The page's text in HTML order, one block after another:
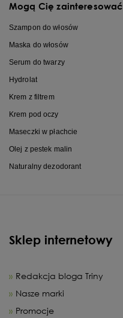
Mogą Cię zainteresować
Szampon do włosów
Maska do włosów
Serum do twarzy
Hydrolat
Krem z filtrem
Krem pod oczy
Maseczki w płachcie
Olej z pestek malin
Naturalny dezodorant
Sklep internetowy
Redakcja bloga Triny
Nasze marki
Promocje